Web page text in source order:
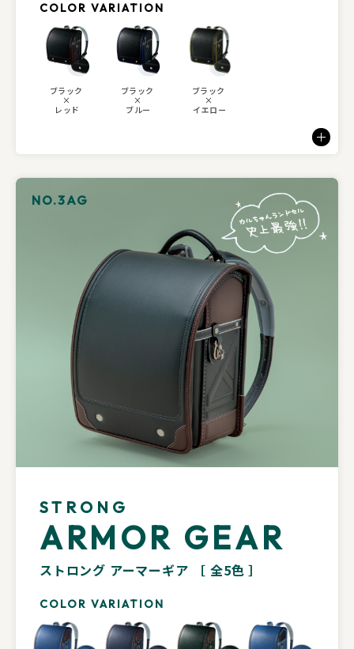
COLOR VARIATION
ブラック
×
レッド
ブラック
×
ブルー
ブラック
×
イエロー
NO.3AG
STRONG
ARMOR GEAR
ストロング アーマーギア ［ 全5色 ］
COLOR VARIATION